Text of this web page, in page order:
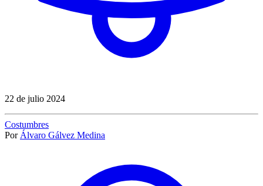
22 de julio 2024
Costumbres
Por Álvaro Gálvez Medina